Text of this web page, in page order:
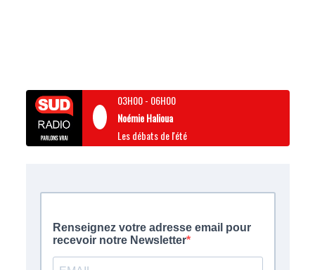
03H00- 06H00
Noémie Halioua
Les débats de l'été